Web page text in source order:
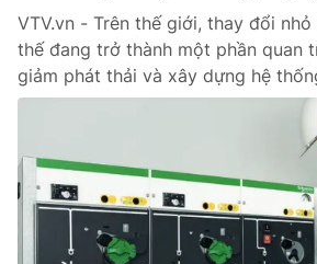
Xã hội
Pháp luật
Y tế
Thế giới
VTV.vn - Trên thế giới, thay đổi
thế đang trở thành một phần quan
giảm phát thải và xây dựng hệ